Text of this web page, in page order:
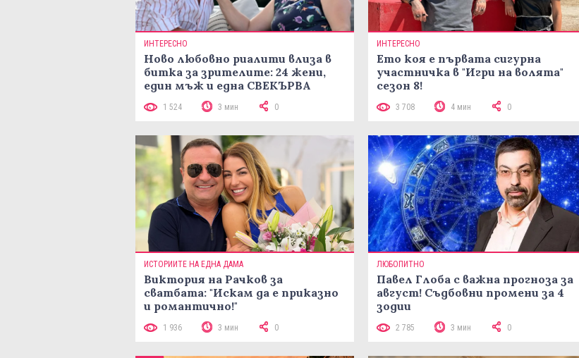
ИНТЕРЕСНО
Ново любовно риалити влиза в
битка за зрителите: 24 жени,
един мъж и една СВЕКЪРВА
1 524 3 мин 0
ИНТЕРЕСНО
Ето коя е първата сигурна
участничка в "Игри на волята"
сезон 8!
3 708 4 мин 0
ИСТОРИИТЕ НА ЕДНА ДАМА
Виктория на Рачков за
сватбата: "Искам да е приказно
и романтично!"
1 936 3 мин 0
ЛЮБОПИТНО
Павел Глоба с важна прогноза за
август! Съдбовни промени за 4
зодии
2 785 3 мин 0